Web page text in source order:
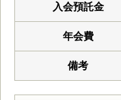
入会預託金
年会費
備考